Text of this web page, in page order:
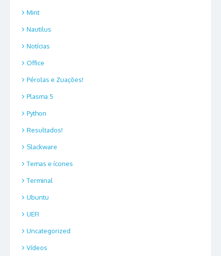
Mint
Nautilus
Notícias
Office
Pérolas e Zuações!
Plasma 5
Python
Resultados!
Slackware
Temas e ícones
Terminal
Ubuntu
UEFI
Uncategorized
Vídeos